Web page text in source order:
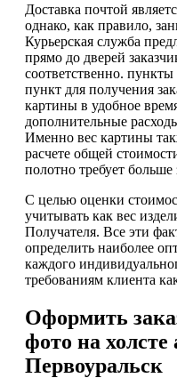
Доставка почтой
однако, как правило,
Курьерская служба
прямо до дверей
соответственно.
пункт для получения
картины в удобное
дополнительные
Именно вес картины
расчете общей
полотно требует больше
С целью оценки
учитывать как вес
Получателя. Все эти
определить наиболее
каждого
требованиям клиента
Оформить
фото на
Первоуральск